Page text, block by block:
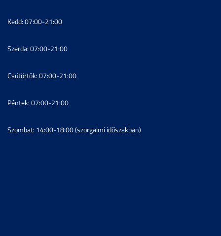
Kedd: 07:00-21:00
Szerda: 07:00-21:00
Csütörtök: 07:00-21:00
Péntek: 07:00-21:00
Szombat: 14:00-18:00 (szorgalmi időszakban)